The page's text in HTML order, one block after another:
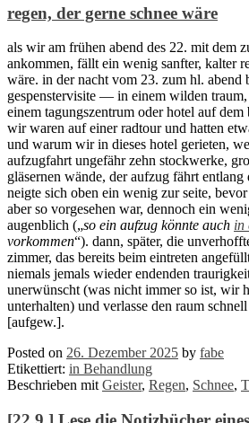
regen, der gerne schnee wäre
als wir am frühen abend des 22. mit dem
ankommen, fällt ein wenig sanfter, kalter
wäre. in der nacht vom 23. zum hl. abend
gespenstervisite — in einem wilden traum,
einem tagungszentrum oder hotel auf
wir waren auf einer radtour und hatten
und warum wir in dieses hotel gerieten,
aufzugfahrt ungefähr zehn stockwerke,
gläsernen wände, der aufzug fährt entlang
neigte sich oben ein wenig zur seite,
aber so vorgesehen war, dennoch ein
augenblich („so ein aufzug könnte auch in
vorkommen“). dann, später, die
zimmer, das bereits beim eintreten
niemals jemals wieder endenden
unerwünscht (was nicht immer so ist, wir
unterhalten) und verlasse den raum
[aufgew.].
Posted on 26. Dezember 2025 by fabe
Etikettiert: in Behandlung
Beschrieben mit Geister, Regen, Schnee,